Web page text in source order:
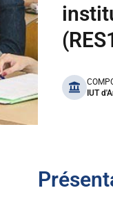
IUT